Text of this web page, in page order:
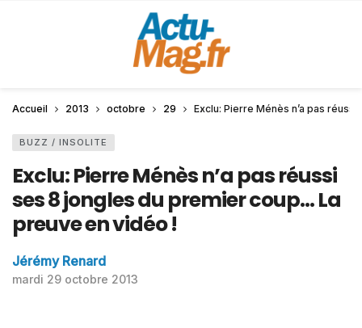
Accueil 2013 octobre 29 Exclu: Pierre Ménès n’a pas
BUZZ / INSOLITE
Exclu: Pierre Ménès n’a pas réussi
ses 8 jongles du premier coup… La
preuve en vidéo !
Jérémy Renard
mardi 29 octobre 2013